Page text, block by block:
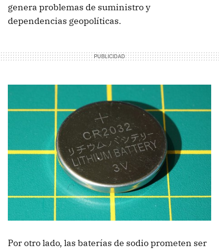
genera problemas de suministro y
dependencias geopolíticas.
Por otro lado, las baterías de sodio prometen ser